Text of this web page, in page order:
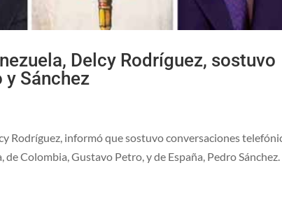
Delcy Rodríguez, sostuvo
Sánchez
Rodríguez, informó que sostuvo conversaciones
Colombia, Gustavo Petro, y de España, Pedro Sánchez.